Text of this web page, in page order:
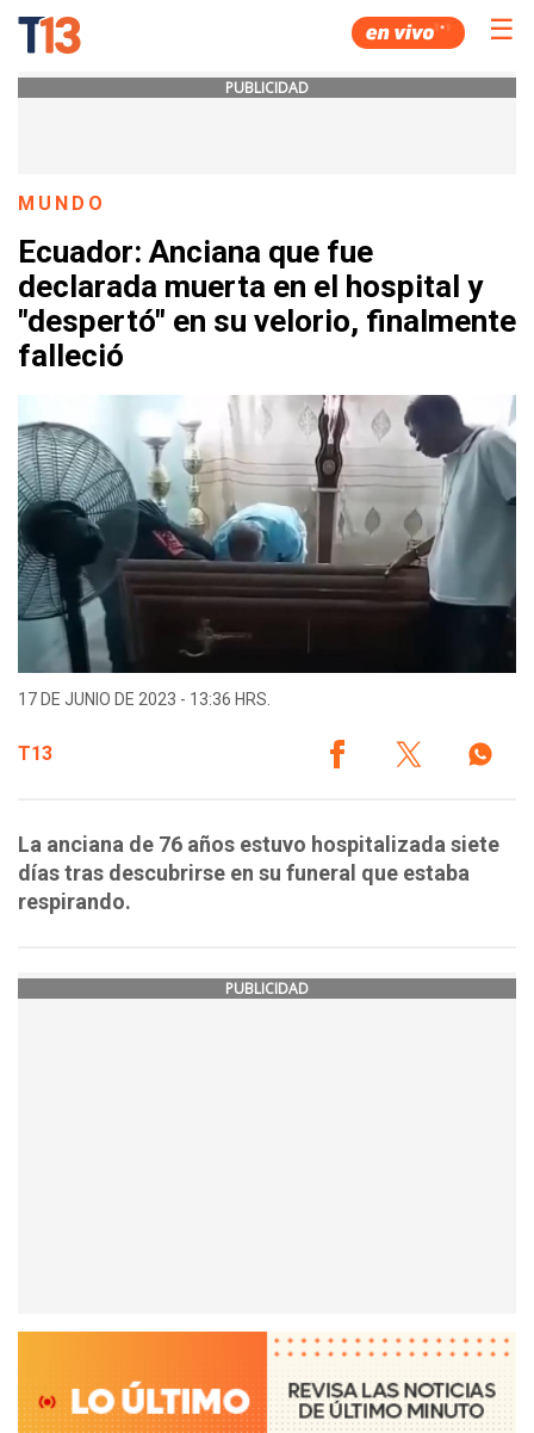
☰
PUBLICIDAD
MUNDO
Ecuador: Anciana que fue
declarada muerta en el hospital y
"despertó" en su velorio, finalmente
falleció
17 DE JUNIO DE 2023 - 13:36 HRS.
T13
La anciana de 76 años estuvo hospitalizada siete
días tras descubrirse en su funeral que estaba
respirando.
PUBLICIDAD